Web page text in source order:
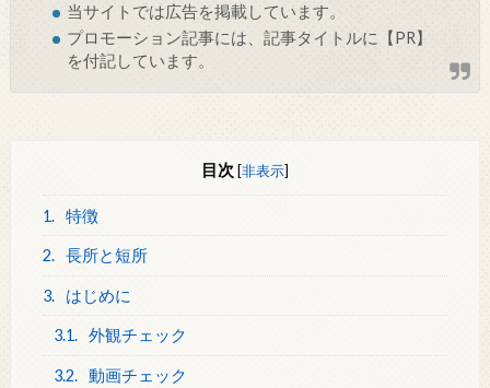
当サイトでは広告を掲載しています。
プロモーション記事には、記事タイトルに【PR】
を付記しています。
目次 [非表示]
1. 特徴
2. 長所と短所
3. はじめに
3.1. 外観チェック
3.2. 動画チェック